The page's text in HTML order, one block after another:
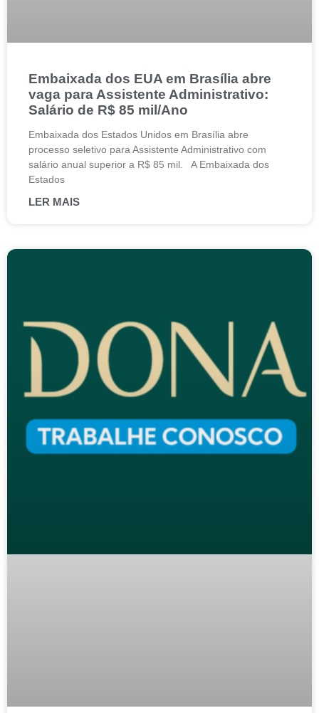
Embaixada dos EUA em Brasília abre
vaga para Assistente Administrativo:
Salário de R$ 85 mil/Ano
Embaixada dos Estados Unidos em Brasília abre
processo seletivo para Assistente Administrativo com
salário anual superior a R$ 85 mil. A Embaixada dos
Estados
LER MAIS